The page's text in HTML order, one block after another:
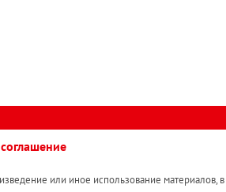
или иное использование материалов, в